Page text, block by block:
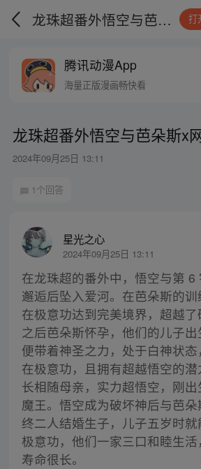
龙珠超番外悟空与芭朵斯x网页 打
腾讯动漫App
海量正版漫画畅快看
龙珠超番外悟空与芭朵斯x
2024年09月25日 13:11
1个回答
星光之心
2024年09月25日 13:11
在龙珠超的番外中，悟空与第 6
邂逅后坠入爱河。在芭朵斯的
在极意功达到完美境界，超越了
之后芭朵斯怀孕，他们的儿子
便带着神圣之力，处于白神状
在极意功，且拥有超越悟空的
长相随母亲，实力超悟空，刚
魔王。悟空成为破坏神后与芭
终二人结婚生子，儿子五岁时
极意功，他们一家三口和睦生活
寿命很长。